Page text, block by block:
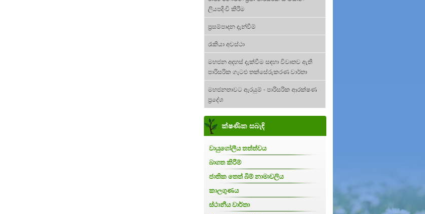
ලියපදිංචි කිරීම
ප්‍රසම්පාදන දැන්වීම්
රැකියා අවස්ථා
මහජන අදහස් දැක්වීම සඳහා විවෘතව ඇති
පාරිසරික ගැටළු තක්සේරුකරණ වාර්තා
මහජනතාවට ඇරයුම් - පාරිසරික ආරක්ෂණ
ප්‍රදේශ
ක්ෂණික සබැඳි
වායුගෝලීය තත්ත්වය
බාගත කිරීම්
ජාතික තෙත් බිම් නාමාවලිය
කාලගුණය
ස්ථානීය වාර්තා